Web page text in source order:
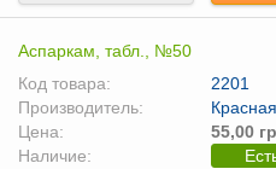
Аспаркам, табл., №50
Код товара:
2201
Производитель:
Цена:
55,00
Наличие: